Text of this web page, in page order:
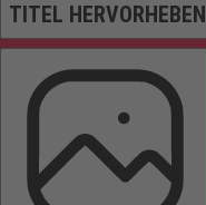
TITEL HERVORHEBEN